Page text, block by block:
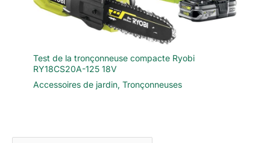
Test de la tronçonneuse compacte Ryobi
RY18CS20A-125 18V
Accessoires de jardin, Tronçonneuses